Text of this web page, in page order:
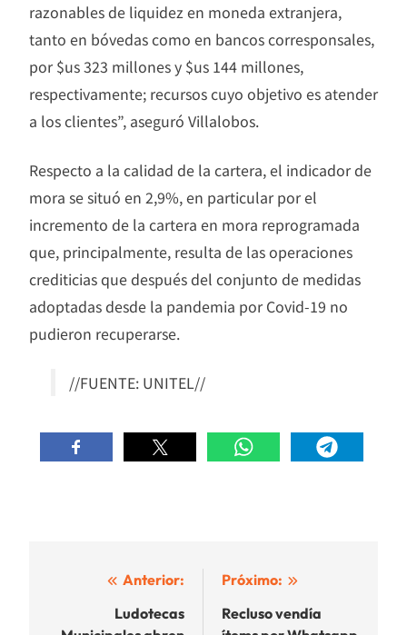
razonables de liquidez en moneda extranjera,
tanto en bóvedas como en bancos corresponsales,
por $us 323 millones y $us 144 millones,
respectivamente; recursos cuyo objetivo es atender
a los clientes”, aseguró Villalobos.
Respecto a la calidad de la cartera, el indicador de
mora se situó en 2,9%, en particular por el
incremento de la cartera en mora reprogramada
que, principalmente, resulta de las operaciones
crediticias que después del conjunto de medidas
adoptadas desde la pandemia por Covid-19 no
pudieron recuperarse.
//FUENTE: UNITEL//
Navegación
Anterior:
Ludotecas
Próximo:
Recluso vendía